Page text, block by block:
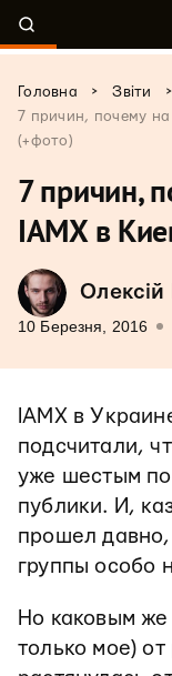
Головна > Звіти
>
7 причин, почему
(+фото)
7 причин,
IAMX в
10 Березня, 2016
IAMX в
подсчитали,
уже шестым по
публики. И,
прошел давно,
группы особо
Но каковым
только мое)